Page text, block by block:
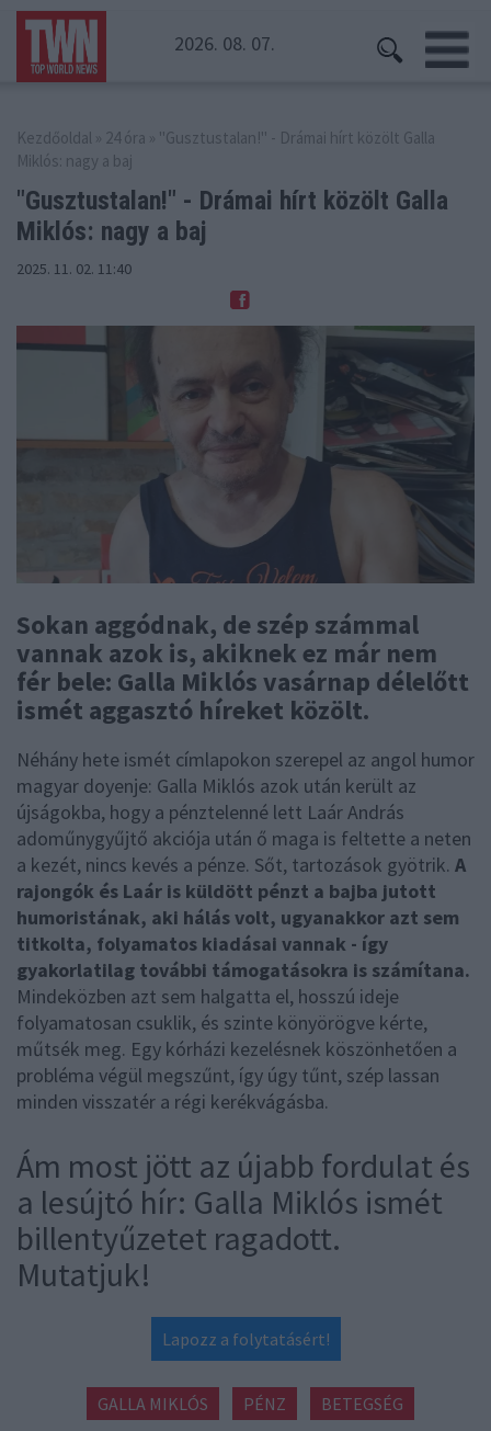
2026. 08. 07.
Kezdőoldal » 24 óra » "Gusztustalan!" - Drámai hírt közölt Galla
Miklós: nagy a baj
"Gusztustalan!" - Drámai hírt közölt Galla
Miklós: nagy a baj
2025. 11. 02. 11:40
Sokan aggódnak, de szép számmal
vannak azok is, akiknek ez már nem
fér bele: Galla Miklós vasárnap délelőtt
ismét aggasztó híreket közölt.
Néhány hete ismét címlapokon szerepel az angol humor
magyar doyenje: Galla Miklós azok után került az
újságokba, hogy a pénztelenné lett Laár András
adoműnygyűjtő akciója után ő maga is feltette a neten
a kezét, nincs kevés a pénze. Sőt, tartozások gyötrik. A
rajongók és Laár is küldött pénzt a bajba jutott
humoristának, aki hálás volt, ugyanakkor azt sem
titkolta, folyamatos kiadásai vannak - így
gyakorlatilag további támogatásokra is számítana.
Mindeközben azt sem halgatta el, hosszú ideje
folyamatosan csuklik, és szinte könyörögve kérte,
műtsék meg. Egy kórházi kezelésnek köszönhetően a
probléma végül megszűnt, így úgy tűnt, szép lassan
minden visszatér a régi kerékvágásba.
Ám most jött az újabb fordulat és
a lesújtó hír: Galla Miklós ismét
billentyűzetet ragadott.
Mutatjuk!
Lapozz a folytatásért!
GALLA MIKLÓS PÉNZ BETEGSÉG